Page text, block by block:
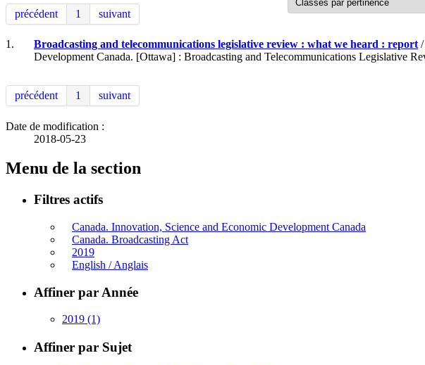
précédent 1 suivant
1. Broadcasting and telecommunications legislative review : what we heard : report
Development Canada. [Ottawa] : Broadcasting and Telecommunications Legislative
précédent 1 suivant
Date de modification :
2018-05-23
Menu de la section
Filtres actifs
Canada. Innovation, Science and Economic Development Canada
Canada. Broadcasting Act
2019
English / Anglais
Affiner par Année
2019 (1)
Affiner par Sujet